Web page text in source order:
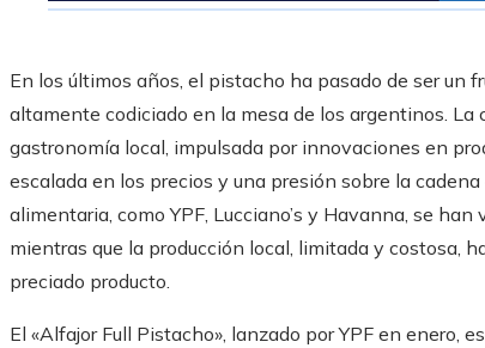
En los últimos años, el pistacho ha pasado de ser un
altamente codiciado en la mesa de los argentinos. La
gastronomía local, impulsada por innovaciones en
escalada en los precios y una presión sobre la
alimentaria, como YPF, Lucciano’s y Havanna, se
mientras que la producción local, limitada y costosa,
preciado producto.
El «Alfajor Full Pistacho», lanzado por YPF en enero,